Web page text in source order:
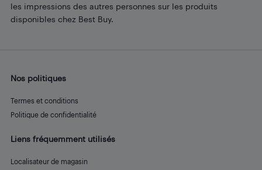
les impressions des autres personnes sur les produits
disponibles chez Best Buy.
Nos politiques
Termes et conditions
Politique de confidentialité
Liens fréquemment utilisés
Localisateur de magasin